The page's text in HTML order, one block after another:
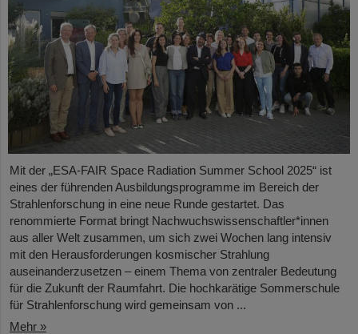
Mit der „ESA-FAIR Space Radiation Summer School 2025“ ist
eines der führenden Ausbildungsprogramme im Bereich der
Strahlenforschung in eine neue Runde gestartet. Das
renommierte Format bringt Nachwuchswissenschaftler*innen
aus aller Welt zusammen, um sich zwei Wochen lang intensiv
mit den Herausforderungen kosmischer Strahlung
auseinanderzusetzen – einem Thema von zentraler Bedeutung
für die Zukunft der Raumfahrt. Die hochkarätige Sommerschule
für Strahlenforschung wird gemeinsam von ...
Mehr »